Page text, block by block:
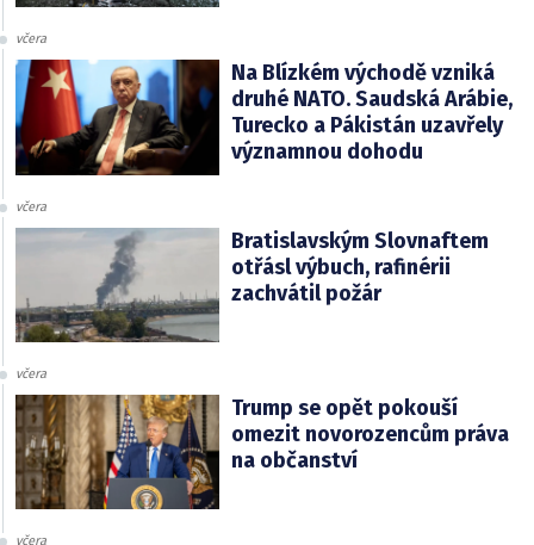
včera
Na Blízkém východě vzniká
druhé NATO. Saudská Arábie,
Turecko a Pákistán uzavřely
významnou dohodu
včera
Bratislavským Slovnaftem
otřásl výbuch, rafinérii
zachvátil požár
včera
Trump se opět pokouší
omezit novorozencům práva
na občanství
včera